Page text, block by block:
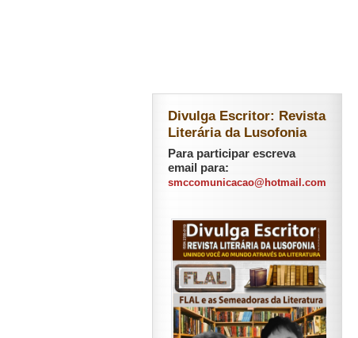
Divulga Escritor: Revista
Literária da Lusofonia
Para participar escreva
email para:
smccomunicacao@hotmail.com